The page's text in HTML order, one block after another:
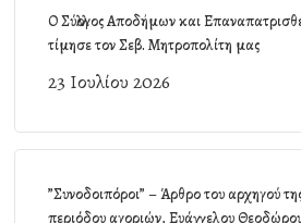
Ο Σύλλογος Αποδήμων και
τίμησε τον Σεβ. Μητροπολίτη μας
23 Ιουλίου 2026
”Συνοδοιπόροι” – Άρθρο του αρχηγού
περιόδου αγοριών, Ευάγγελου